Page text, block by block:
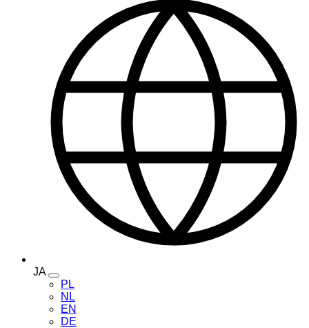
JA
Toggle
language
menu
PL
NL
EN
DE